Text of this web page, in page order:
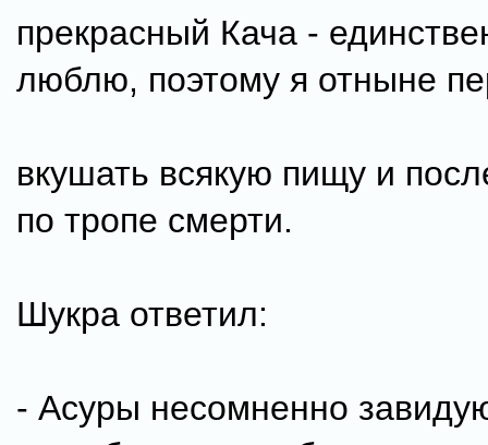
прекрасный Кача -
люблю, поэтому я отныне
вкушать всякую пищу и
по тропе смерти.
Шукра ответил:
- Асуры несомненно